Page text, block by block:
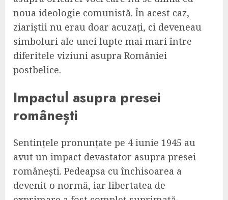
noua ideologie comunistă. În acest caz,
ziariștii nu erau doar acuzați, ci deveneau
simboluri ale unei lupte mai mari între
diferitele viziuni asupra României
postbelice.
Impactul asupra presei
românești
Sentințele pronunțate pe 4 iunie 1945 au
avut un impact devastator asupra presei
românești. Pedeapsa cu închisoarea a
devenit o normă, iar libertatea de